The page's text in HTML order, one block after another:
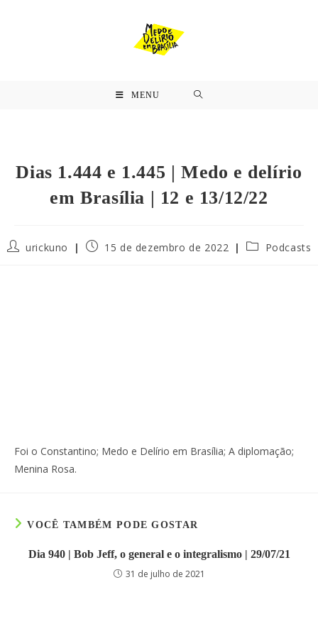
MENU
Dias 1.444 e 1.445 | Medo e delírio
em Brasília | 12 e 13/12/22
urickuno 15 de dezembro de 2022 Podcasts
Foi o Constantino; Medo e Delírio em Brasília; A diplomação;
Menina Rosa.
VOCÊ TAMBÉM PODE GOSTAR
Dia 940 | Bob Jeff, o general e o integralismo | 29/07/21
31 de julho de 2021